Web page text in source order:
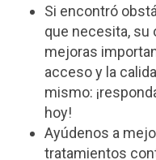
Si encontró
que necesita, su
mejoras
acceso y la
mismo:
hoy!
Ayúdenos a
tratamientos